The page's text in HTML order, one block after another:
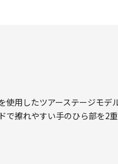
使用したツアーステージモデル
で擦れやすい手のひら部を2